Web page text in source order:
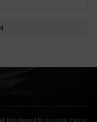
Developed by Agentur Parrot